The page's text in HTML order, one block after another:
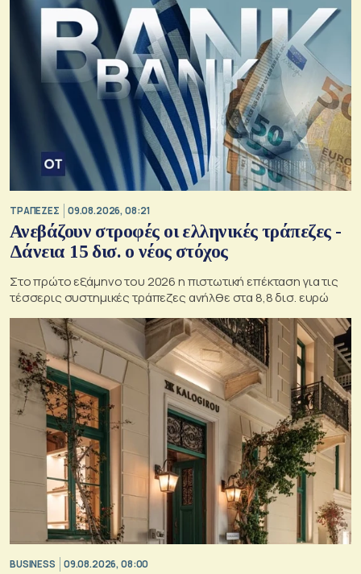
ΤΡΑΠΕΖΕΣ 09.08.2026, 08:21
Ανεβάζουν στροφές οι ελληνικές τράπεζες -
Δάνεια 15 δισ. ο νέος στόχος
Στο πρώτο εξάμηνο του 2026 η πιστωτική επέκταση για τις
τέσσερις συστημικές τράπεζες ανήλθε στα 8,8 δισ. ευρώ
BUSINESS 09.08.2026, 08:00